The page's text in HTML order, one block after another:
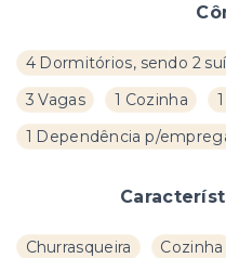
4 Dormitórios, sendo 2
3 Vagas
1 Cozinha
1 Dependência p/
Churrasqueira Cozinha